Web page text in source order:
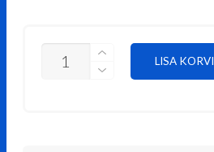
BALANSVÕLLIDE
KETI
HAMMASRATAS,
LISA KORVI